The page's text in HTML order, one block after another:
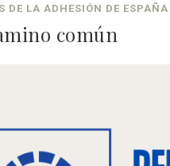
DE LA ADHESIÓN DE
común